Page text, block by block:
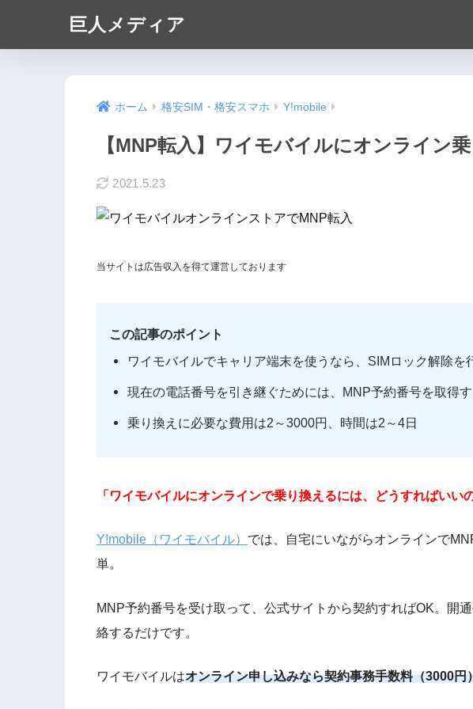
巨人メディア
ホーム 格安SIM・格安スマホ Y!mobile
【MNP転入】ワイモバイルにオンライン
2021.5.23
当サイトは広告収入を得て運営しております
この記事のポイント
ワイモバイルでキャリア端末を使うなら、SIMロック解除を
現在の電話番号を引き継ぐためには、MNP予約番号を取得
乗り換えに必要な費用は2～3000円、時間は2～4日
「ワイモバイルにオンラインで乗り換えるには、どうすればいい
Y!mobile（ワイモバイル） では、自宅にいながらオンラインで
単。
MNP予約番号を受け取って、公式サイトから契約すればOK。開
絡するだけです。
ワイモバイルはオンライン申し込みなら契約事務手数料（3000円